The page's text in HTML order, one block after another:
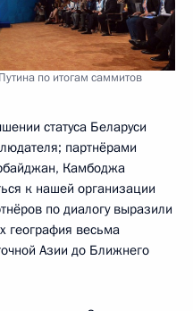
по итогам саммитов
статуса Беларуси
партнёрами
Камбоджа
к нашей организации
по диалогу выразили
география весьма
Азии до Ближнего